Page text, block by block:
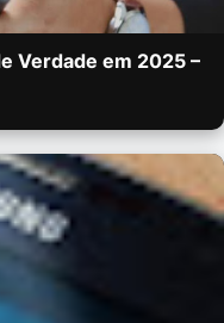
Verdade em 2025 –